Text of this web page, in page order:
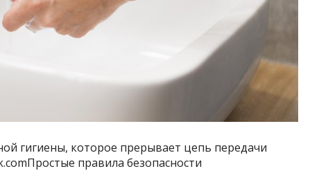
гигиены, которое прерывает цепь передачи
правила безопасности